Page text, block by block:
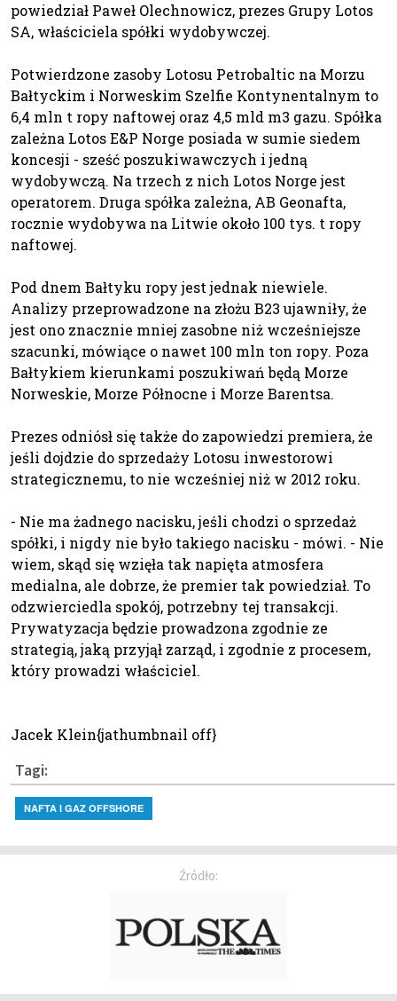
powiedział Paweł Olechnowicz, prezes Grupy Lotos
SA, właściciela spółki wydobywczej.
Potwierdzone zasoby Lotosu Petrobaltic na Morzu
Bałtyckim i Norweskim Szelfie Kontynentalnym to
6,4 mln t ropy naftowej oraz 4,5 mld m3 gazu. Spółka
zależna Lotos E&P Norge posiada w sumie siedem
koncesji - sześć poszukiwawczych i jedną
wydobywczą. Na trzech z nich Lotos Norge jest
operatorem. Druga spółka zależna, AB Geonafta,
rocznie wydobywa na Litwie około 100 tys. t ropy
naftowej.
Pod dnem Bałtyku ropy jest jednak niewiele.
Analizy przeprowadzone na złożu B23 ujawniły, że
jest ono znacznie mniej zasobne niż wcześniejsze
szacunki, mówiące o nawet 100 mln ton ropy. Poza
Bałtykiem kierunkami poszukiwań będą Morze
Norweskie, Morze Północne i Morze Barentsa.
Prezes odniósł się także do zapowiedzi premiera, że
jeśli dojdzie do sprzedaży Lotosu inwestorowi
strategicznemu, to nie wcześniej niż w 2012 roku.
- Nie ma żadnego nacisku, jeśli chodzi o sprzedaż
spółki, i nigdy nie było takiego nacisku - mówi. - Nie
wiem, skąd się wzięła tak napięta atmosfera
medialna, ale dobrze, że premier tak powiedział. To
odzwierciedla spokój, potrzebny tej transakcji.
Prywatyzacja będzie prowadzona zgodnie ze
strategią, jaką przyjął zarząd, i zgodnie z procesem,
który prowadzi właściciel.
Jacek Klein{jathumbnail off}
Tagi:
NAFTA I GAZ OFFSHORE
Źródło: